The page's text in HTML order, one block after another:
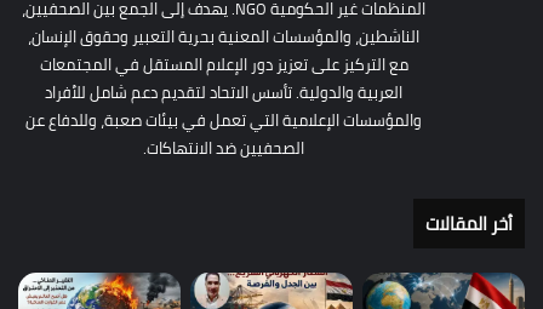
المنظمات غير الحكومية NGO. يهدف إلى الجمع بين الصحفيين،
الناشطين، والمؤسسات المعنية بحرية التعبير وحقوق الإنسان،
مع التركيز على تعزيز دور الإعلام المستقل في المجتمعات
العربية والدولية. تأسس الاتحاد لتقديم دعم شامل للأفراد
والمؤسسات الإعلامية التي تعمل في بيئات صعبة، وللدفاع عن
الصحفيين ضد الانتهاكات.
أخر المقالات